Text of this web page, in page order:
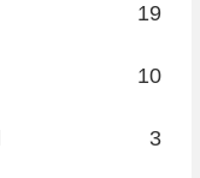
19
10
3